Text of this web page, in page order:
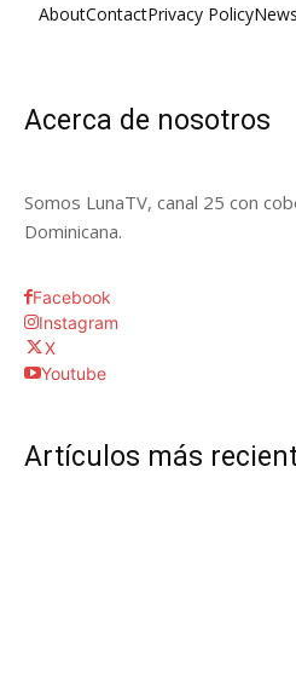
AboutContactPrivacy Policy
Acerca de nosotros
Somos LunaTV, canal 25 con
Dominicana.
Facebook
Instagram
X
Youtube
Artículos más